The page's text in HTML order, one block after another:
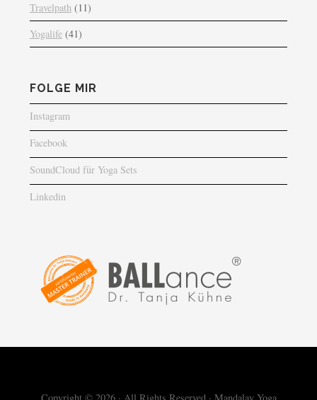
Travelpath(11)
Yogalife(41)
FOLGE MIR
Instagram
Facebook
SoundCloud für Yoga Sets
Linkedin